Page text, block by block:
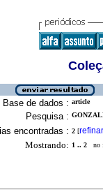
Base de dados : article
Pesquisa :
encontradas : 2 [refinar
Mostrando: 1 .. 2 no